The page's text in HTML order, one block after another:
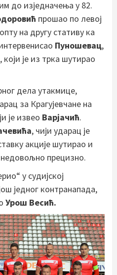
до изједначења у 82.
прошао по левој
на другу стативу ка
Пуношевац,
, који је из трка шутирао
дела утакмице,
за Крагујевчане на
је извео Варјачић.
, чији ударац је
акције шутирао и
прецизно.
у судијској
једног контранапада,
Урош Весић.